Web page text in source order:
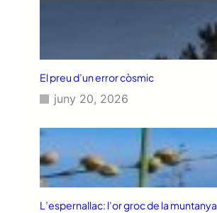
El preu d’un error còsmic
juny 20, 2026
L’espernallac: l’or groc de la muntanya